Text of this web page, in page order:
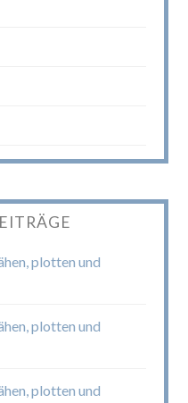
plotten und
plotten und
plotten und